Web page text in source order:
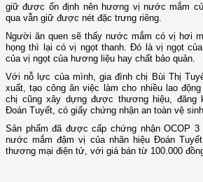
giữ được ổn định nên hương vị nước mắm
qua vẫn giữ được nét đặc trưng riêng.
Người ăn quen sẽ thấy nước mắm có vị hơi
họng thì lại có vị ngọt thanh. Đó là vị ngọt
của vị ngọt của hương liệu hay chất bảo quản.
Với nỗ lực của mình, gia đình chị Bùi Thị
xuất, tạo công ăn việc làm cho nhiều lao
chị cũng xây dựng được thương hiệu, đăng
Đoán Tuyết, có giấy chứng nhận an toàn vệ
Sản phẩm đã được cấp chứng nhận OCOP
nước mắm đậm vị của nhãn hiệu Đoán
thương mại điện tử, với giá bán từ 100.000